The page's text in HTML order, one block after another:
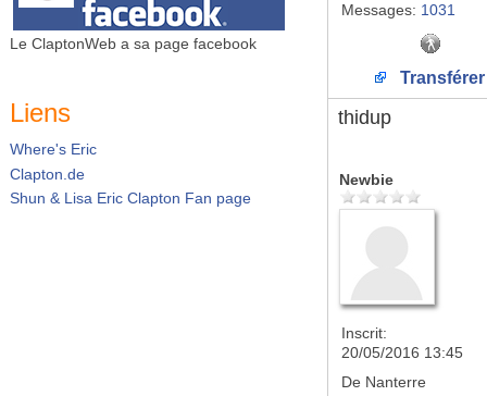
Le ClaptonWeb a sa page facebook
Liens
Where's Eric
Clapton.de
Shun & Lisa Eric Clapton Fan page
Messages: 1031
Transférer
thidup
Newbie
Inscrit:
20/05/2016 13:45
De Nanterre